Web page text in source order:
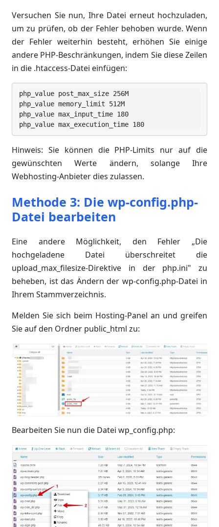
Versuchen Sie nun, Ihre Datei erneut hochzuladen,
um zu prüfen, ob der Fehler behoben wurde. Wenn
der Fehler weiterhin besteht, erhöhen Sie einige
andere PHP-Beschränkungen, indem Sie diese Zeilen
in die .htaccess-Datei einfügen:
php_value post_max_size 256M
php_value memory_limit 512M
php_value max_input_time 180
php_value max_execution_time 180
Hinweis: Sie können die PHP-Limits nur auf die
gewünschten Werte ändern, solange Ihre
Webhosting-Anbieter dies zulassen.
Methode 3: Die wp-config.php-
Datei bearbeiten
Eine andere Möglichkeit, den Fehler „Die
hochgeladene Datei überschreitet die
upload_max_filesize-Direktive in der php.ini" zu
beheben, ist das Ändern der wp-config.php-Datei in
Ihrem Stammverzeichnis.
Melden Sie sich beim Hosting-Panel an und greifen
Sie auf den Ordner public_html zu:
Bearbeiten Sie nun die Datei wp_config.php: